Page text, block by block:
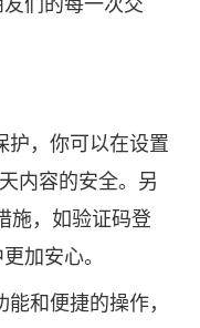
护，你可以在设置
内容的安全。另
施，如验证码登
加安心。
和便捷的操作，